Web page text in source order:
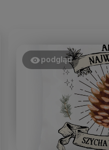
podgląd